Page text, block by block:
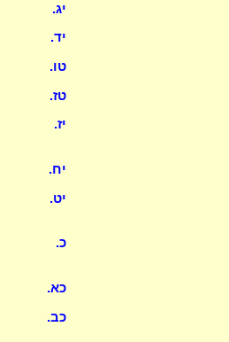
יג.
יד.
טו.
טז.
יז.
יח.
יט.
כ.
כא.
כב.